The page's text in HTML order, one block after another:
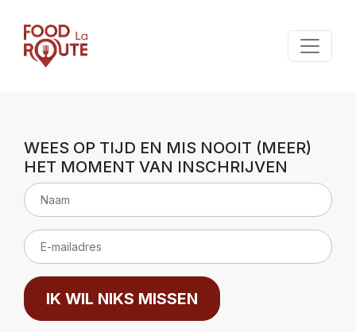
WEES OP TIJD EN MIS NOOIT (MEER)
HET MOMENT VAN INSCHRIJVEN
IK WIL NIKS MISSEN